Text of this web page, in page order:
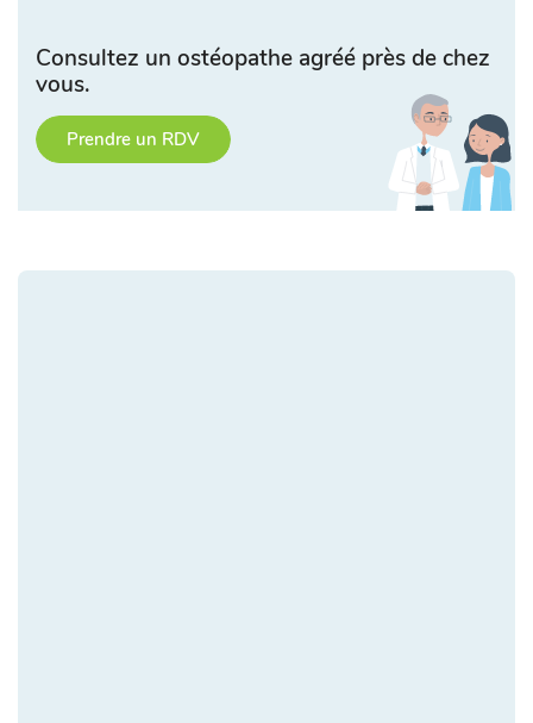
Consultez un ostéopathe agréé près de chez
vous.
Prendre un RDV